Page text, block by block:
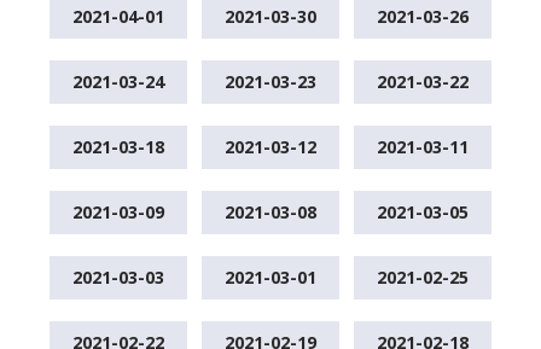
2021-04-01 2021-03-30 2021-03-26
2021-03-24 2021-03-23 2021-03-22
2021-03-18 2021-03-12 2021-03-11
2021-03-09 2021-03-08 2021-03-05
2021-03-03 2021-03-01 2021-02-25
2021-02-22 2021-02-19 2021-02-18